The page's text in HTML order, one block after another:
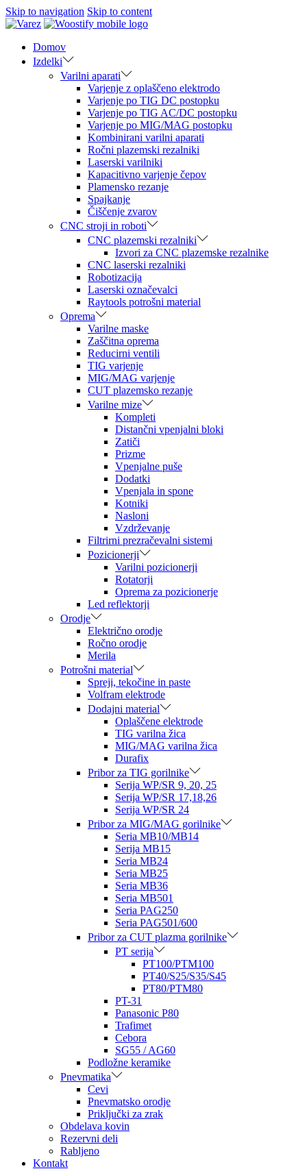
Skip to navigation Skip to content
Domov
Izdelki
Varilni aparati
Varjenje z oplaščeno elektrodo
Varjenje po TIG DC postopku
Varjenje po TIG AC/DC postopku
Varjenje po MIG/MAG postopku
Kombinirani varilni aparati
Ročni plazemski rezalniki
Laserski varilniki
Kapacitivno varjenje čepov
Plamensko rezanje
Spajkanje
Čiščenje zvarov
CNC stroji in roboti
CNC plazemski rezalniki
Izvori za CNC plazemske rezalnike
CNC laserski rezalniki
Robotizacija
Laserski označevalci
Raytools potrošni material
Oprema
Varilne maske
Zaščitna oprema
Reducirni ventili
TIG varjenje
MIG/MAG varjenje
CUT plazemsko rezanje
Varilne mize
Kompleti
Distančni vpenjalni bloki
Zatiči
Prizme
Vpenjalne puše
Dodatki
Vpenjala in spone
Kotniki
Nasloni
Vzdrževanje
Filtrirni prezračevalni sistemi
Pozicionerji
Varilni pozicionerji
Rotatorji
Oprema za pozicionerje
Led reflektorji
Orodje
Električno orodje
Ročno orodje
Merila
Potrošni material
Spreji, tekočine in paste
Volfram elektrode
Dodajni material
Oplaščene elektrode
TIG varilna žica
MIG/MAG varilna žica
Durafix
Pribor za TIG gorilnike
Serija WP/SR 9, 20, 25
Serija WP/SR 17,18,26
Serija WP/SR 24
Pribor za MIG/MAG gorilnike
Seria MB10/MB14
Serija MB15
Seria MB24
Seria MB25
Seria MB36
Seria MB501
Seria PAG250
Seria PAG501/600
Pribor za CUT plazma gorilnike
PT serija
PT100/PTM100
PT40/S25/S35/S45
PT80/PTM80
PT-31
Panasonic P80
Trafimet
Cebora
SG55 / AG60
Podložne keramike
Pnevmatika
Cevi
Pnevmatsko orodje
Priključki za zrak
Obdelava kovin
Rezervni deli
Rabljeno
Kontakt